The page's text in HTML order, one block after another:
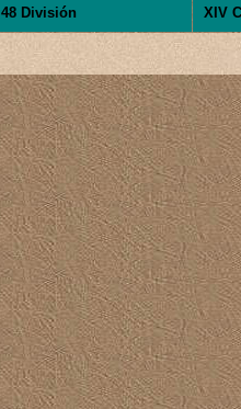
48 División XIV